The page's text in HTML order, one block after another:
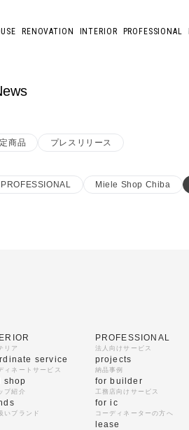
RENOVATION INTERIOR PROFESSIONAL
商品 プレスリリース
PROFESSIONAL Miele Shop Chiba
リア
service
ィネートサービス
shop
プ紹介
いブランド
PROFESSIONAL
法人向けサービス
projects
納品事例
for builder
工務店向けサービス
for ic
コーディネーターの方へ
lease